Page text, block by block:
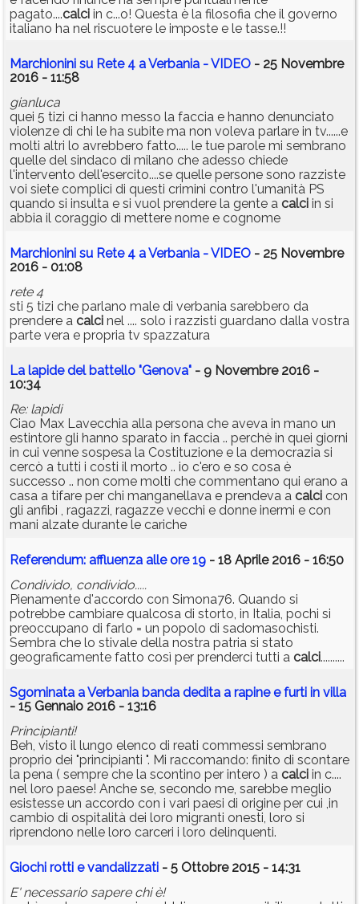
pagato....calci in c...o! Questa è la filosofia che il governo
italiano ha nel riscuotere le imposte e le tasse.!!
Marchionini su Rete 4 a Verbania - VIDEO - 25 Novembre
2016 - 11:58
gianluca
quei 5 tizi ci hanno messo la faccia e hanno denunciato
violenze di chi le ha subite ma non voleva parlare in tv......e
molti altri lo avrebbero fatto..... le tue parole mi sembrano
quelle del sindaco di milano che adesso chiede
l'intervento dell'esercito....se quelle persone sono razziste
voi siete complici di questi crimini contro l'umanità PS
quando si insulta e si vuol prendere la gente a calci in si
abbia il coraggio di mettere nome e cognome
Marchionini su Rete 4 a Verbania - VIDEO - 25 Novembre
2016 - 01:08
rete 4
sti 5 tizi che parlano male di verbania sarebbero da
prendere a calci nel .... solo i razzisti guardano dalla vostra
parte vera e propria tv spazzatura
La lapide del battello "Genova" - 9 Novembre 2016 -
10:34
Re: lapidi
Ciao Max Lavecchia alla persona che aveva in mano un
estintore gli hanno sparato in faccia .. perchè in quei giorni
in cui venne sospesa la Costituzione e la democrazia si
cercò a tutti i costi il morto .. io c'ero e so cosa è
successo .. non come molti che commentano qui erano a
casa a tifare per chi manganellava e prendeva a calci con
gli anfibi , ragazzi, ragazze vecchi e donne inermi e con
mani alzate durante le cariche
Referendum: affluenza alle ore 19 - 18 Aprile 2016 - 16:50
Condivido, condivido.....
Pienamente d'accordo con Simona76. Quando si
potrebbe cambiare qualcosa di storto, in Italia, pochi si
preoccupano di farlo = un popolo di sadomasochisti.
Sembra che lo stivale della nostra patria si stato
geograficamente fatto così per prenderci tutti a calci..........
Sgominata a Verbania banda dedita a rapine e furti in villa
- 15 Gennaio 2016 - 13:16
Principianti!
Beh, visto il lungo elenco di reati commessi sembrano
proprio dei "principianti ". Mi raccomando: finito di scontare
la pena ( sempre che la scontino per intero ) a calci in c....
nel loro paese! Anche se, secondo me, sarebbe meglio
esistesse un accordo con i vari paesi di origine per cui ,in
cambio di ospitalità dei loro migranti onesti, loro si
riprendono nelle loro carceri i loro delinquenti.
Giochi rotti e vandalizzati - 5 Ottobre 2015 - 14:31
E' necessario sapere chi è!